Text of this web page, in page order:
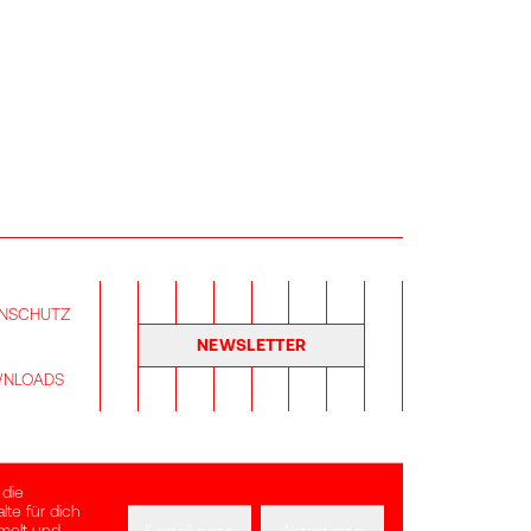
NEWSLETTER
für dich